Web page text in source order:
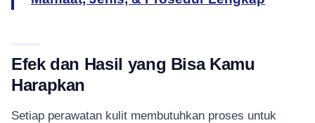
Efek dan Hasil yang Bisa Kamu
Harapkan
Setiap perawatan kulit membutuhkan proses untuk